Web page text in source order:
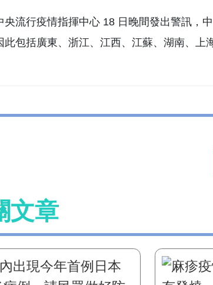
央流行疫情指揮中心 18 日晚間發出警訊，
此包括廣東、浙江、江西、江蘇、湖南、上
文章